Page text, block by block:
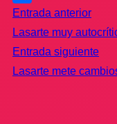
Compartir
Entrada anterior
Lasarte muy
Entrada siguiente
Lasarte mete